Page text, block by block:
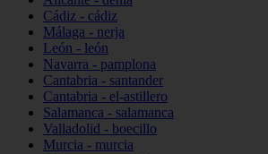
Cádiz - cádiz
Málaga - nerja
León - león
Navarra - pamplona
Cantabria - santander
Cantabria - el-astillero
Salamanca - salamanca
Valladolid - boecillo
Murcia - murcia